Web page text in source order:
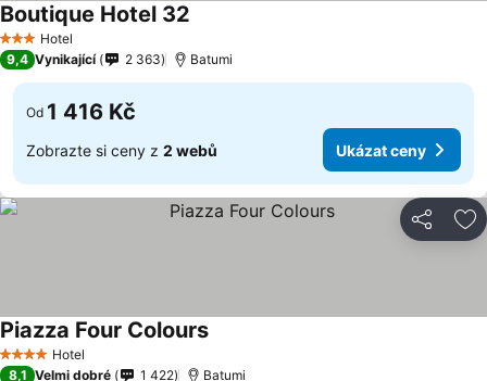
3 Počet hvězdiček
Hotel
Boutique Hotel 32
9,4 Vynikající 2 363 Batumi
Od 1 416 Kč
Zobrazte si ceny z 2 webů Ukázat ceny
Sdílet
4 Počet hvězdiček
Hotel
Piazza Four Colours
8,1 Velmi dobré 1 422 Batumi